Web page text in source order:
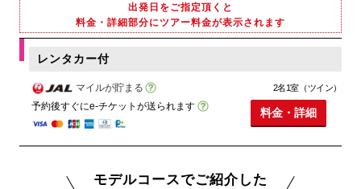
出発日をご指定頂くと
料金・詳細部分にツアー料金が表示されます
レンタカー付
マイルが貯まる
予約後すぐにe-チケットが送られます
2名1室（ツイン）
料金・詳細
モデルコースでご紹介した